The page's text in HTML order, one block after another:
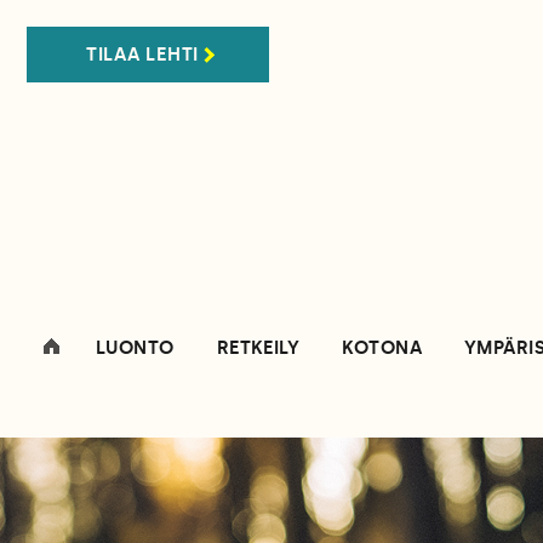
TILAA LEHTI
LUONTO RETKEILY KOTONA